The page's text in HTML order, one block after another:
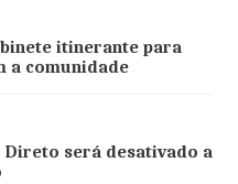
itinerante para
a comunidade
será desativado a